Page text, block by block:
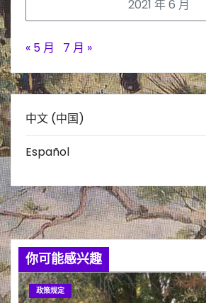
2021 年 6 月
« 5 月 7 月 »
中文 (中国)
Español
你可能感兴趣
政策规定